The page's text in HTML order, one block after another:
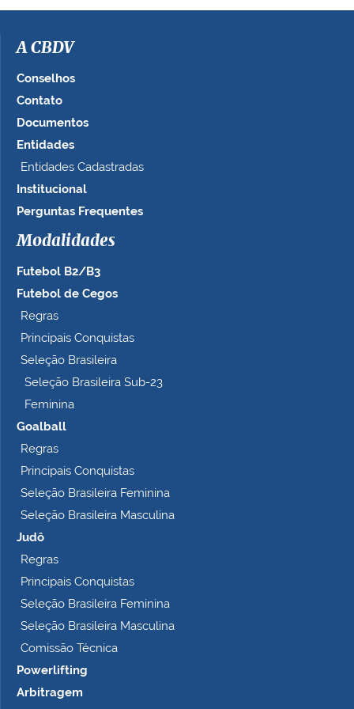
i
a
e
n
o
t
m
a
n
o
o
m
e
t
A CBDV
Conselhos
Contato
Documentos
Entidades
Entidades Cadastradas
Institucional
Perguntas Frequentes
Modalidades
Futebol B2/B3
Futebol de Cegos
Regras
Principais Conquistas
Seleção Brasileira
Seleção Brasileira Sub-23
Feminina
Goalball
Regras
Principais Conquistas
Seleção Brasileira Feminina
Seleção Brasileira Masculina
Judô
Regras
Principais Conquistas
Seleção Brasileira Feminina
Seleção Brasileira Masculina
Comissão Técnica
Powerlifting
Arbitragem